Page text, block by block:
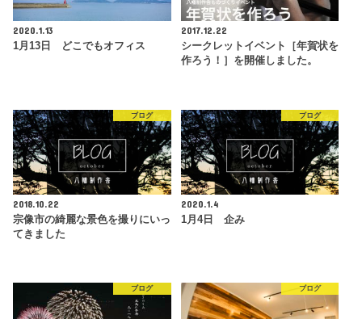
2020.1.13
1月13日 どこでもオフィス
2017.12.22
シークレットイベント［年賀状を
作ろう！］を開催しました。
ブログ
2018.10.22
宗像市の綺麗な景色を撮りにいっ
てきました
ブログ
2020.1.4
1月4日 企み
ブログ ブログ